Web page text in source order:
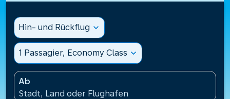
Hin- und Rückflug expand_more
1 Passagier, Economy Class expand_more
Ab
Stadt, Land oder Flughafen